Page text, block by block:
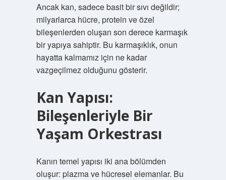
Ancak kan, sadece basit bir sıvı değildir;
milyarlarca hücre, protein ve özel
bileşenlerden oluşan son derece karmaşık
bir yapıya sahiptir. Bu karmaşıklık, onun
hayatta kalmamız için ne kadar
vazgeçilmez olduğunu gösterir.
Kan Yapısı:
Bileşenleriyle Bir
Yaşam Orkestrası
Kanın temel yapısı iki ana bölümden
oluşur: plazma ve hücresel elemanlar. Bu